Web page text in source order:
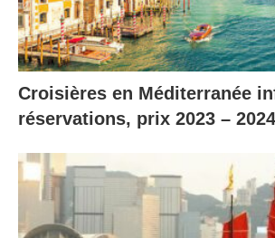
Croisières en Méditerranée
réservations, prix 2023 – 2024